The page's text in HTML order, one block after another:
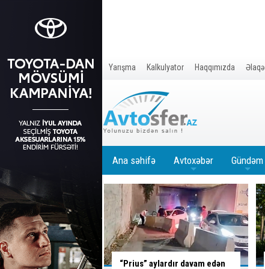
Yarışma Kalkulyator Haqqımızda Əlaqə
Ana səhifə Avtoxəbər Gündəm
davam edən
Azərbaycanda